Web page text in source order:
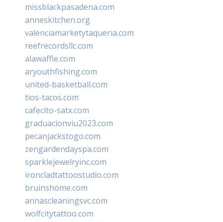
missblackpasadena.com
anneskitchen.org
valenciamarketytaqueria.com
reefrecordsllc.com
alawaffle.com
aryouthfishing.com
united-basketball.com
tios-tacos.com
cafecito-satx.com
graduacionviu2023.com
pecanjackstogo.com
zengardendayspa.com
sparklejewelryinc.com
ironcladtattoostudio.com
bruinshome.com
annascleaningsvc.com
wolfcitytattoo.com